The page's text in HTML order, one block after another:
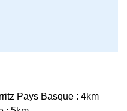
Pays Basque : 4km